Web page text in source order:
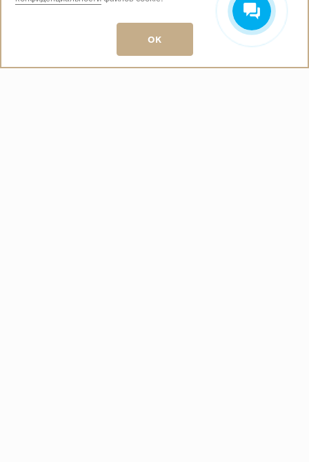
Звоните нам:
пн-вс 10:00 - 19:00
E-mail:
info@baza-plitki.ru
OK